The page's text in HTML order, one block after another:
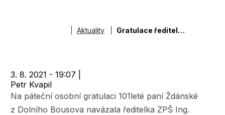
DrobečkováAktuality Gratulace ředitelky ZPŠ ke 101. narozeninám paní Nešněrové
3. 8. 2021 - 19:07
Petr Kvapil
Na páteční osobní gratulaci 101leté paní Ždánské
z Dolního Bousova navázala ředitelka ZPŠ Ing.